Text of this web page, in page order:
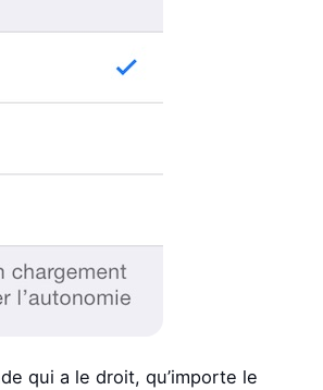
qui a le droit, qu’importe le